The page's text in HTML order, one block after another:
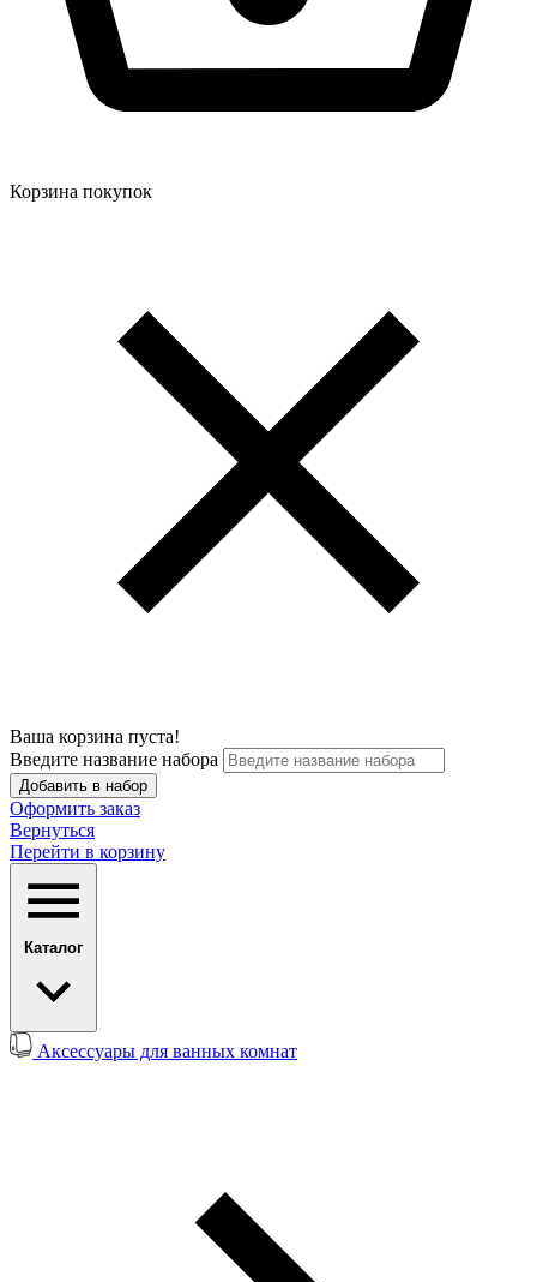
Корзина покупок
Ваша корзина пуста!
Введите название набора
Добавить в набор
Оформить заказ
Вернуться
Перейти в корзину
Каталог
Аксессуары для ванных комнат